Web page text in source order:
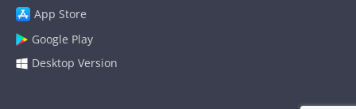
App Store
Google Play
Desktop Version